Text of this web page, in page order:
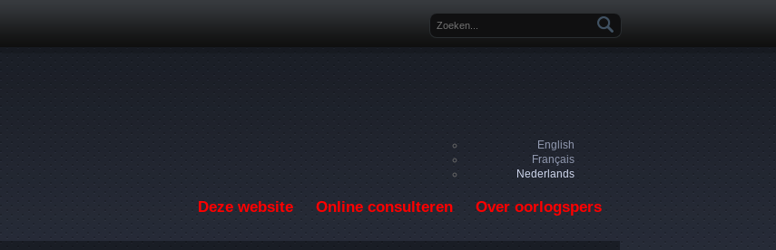
Zoekveld
English
Français
Nederlands
Deze website Online consulteren Over oorlogspers